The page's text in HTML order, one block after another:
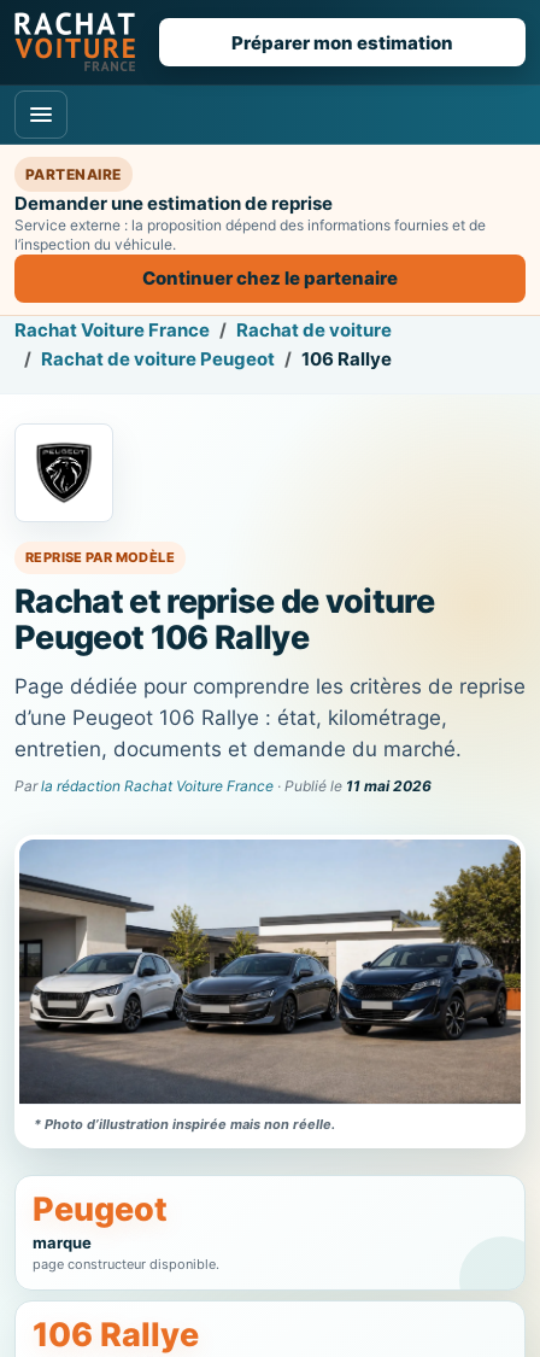
Préparer mon estimation
PARTENAIRE
Demander une estimation de reprise
Service externe : la proposition dépend des informations fournies et de
l’inspection du véhicule.
Continuer chez le partenaire
Rachat Voiture France
Rachat de voiture
Rachat de voiture Peugeot
106 Rallye
REPRISE PAR MODÈLE
Rachat et reprise de voiture
Peugeot 106 Rallye
Page dédiée pour comprendre les critères de reprise
d’une Peugeot 106 Rallye : état, kilométrage,
entretien, documents et demande du marché.
Parla rédaction Rachat Voiture France · Publié le 11 mai 2026
* Photo d’illustration inspirée mais non réelle.
Peugeot
marque
page constructeur disponible.
106 Rallye